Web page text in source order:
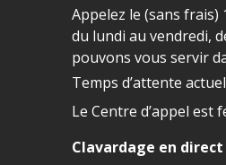
Appelez le (sans frais)
du lundi au vendredi,
pouvons vous servir
Temps d’attente
Le Centre d’appel est
Clavardage en direct